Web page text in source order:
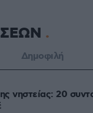
Δημοφιλή
νηστείας: 20